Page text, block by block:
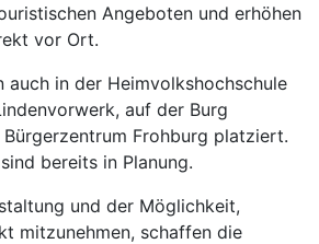
Angeboten und erhöhen
vor Ort.
auch in der Heimvolkshochschule
auf der Burg
Frohburg platziert.
bereits in Planung.
und der Möglichkeit,
mitzunehmen, schaffen die